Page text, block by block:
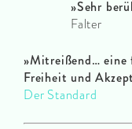
»Sehr
Falter
»Mitreißend… eine
Freiheit und
Der Standard